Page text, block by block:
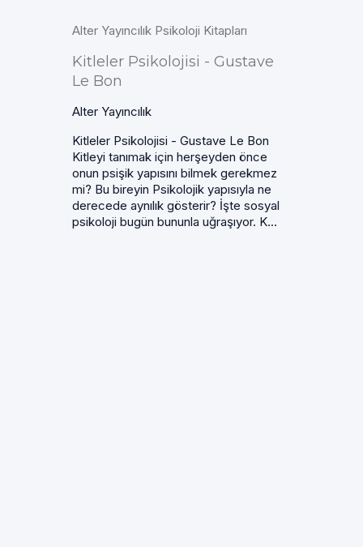
Alter Yayıncılık Psikoloji Kitapları
Kitleler Psikolojisi - Gustave
Le Bon
Alter Yayıncılık
Kitleler Psikolojisi - Gustave Le Bon
Kitleyi tanımak için herşeyden önce
onun psişik yapısını bilmek gerekmez
mi? Bu bireyin Psikolojik yapısıyla ne
derecede aynılık gösterir? İşte sosyal
psikoloji bugün bununla uğraşıyor. K...